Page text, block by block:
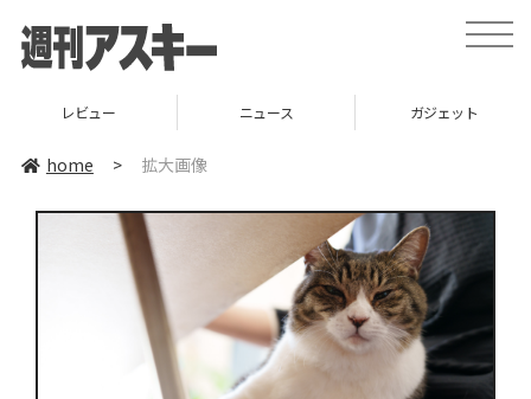
toggle
レビュー ニュース ガジェット
home > 拡大画像